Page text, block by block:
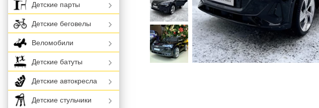
Детские парты
Детские беговелы
Веломобили
Детские батуты
Детские автокресла
Детские стульчики